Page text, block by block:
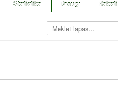
Statistika Draugi Raksti